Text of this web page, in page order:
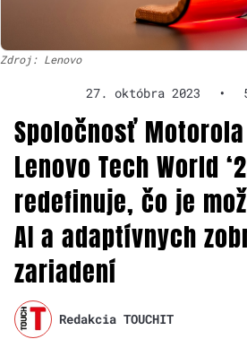
Zdroj: Lenovo
27. októbra 2023 •
Spoločnosť
Lenovo Tech World
redefinuje, čo je
AI a adaptívnych
zariadení
Redakcia TOUCHIT